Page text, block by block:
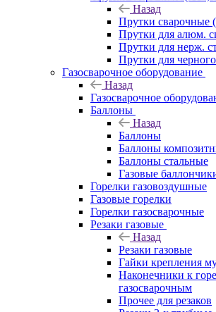
Назад
Прутки сварочные
Прутки для алюм.
Прутки для нерж.
Прутки для
Газосварочное оборудование
Назад
Газосварочное
Баллоны
Назад
Баллоны
Баллоны
Баллоны стальные
Газовые
Горелки газовоздушные
Газовые горелки
Горелки газосварочные
Резаки газовые
Назад
Резаки газовые
Гайки крепления
Наконечники к
газосварочным
Прочее для резаков